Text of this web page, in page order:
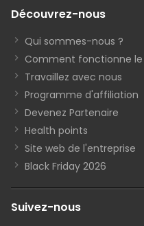
Découvrez-nous
Qui sommes-nous ?
Comment fonctionne le
Travaillez avec nous
Programme d'affiliation
Devenez Partenaire
Health points
Site web de l'entreprise
Black Friday 2026
Suivez-nous